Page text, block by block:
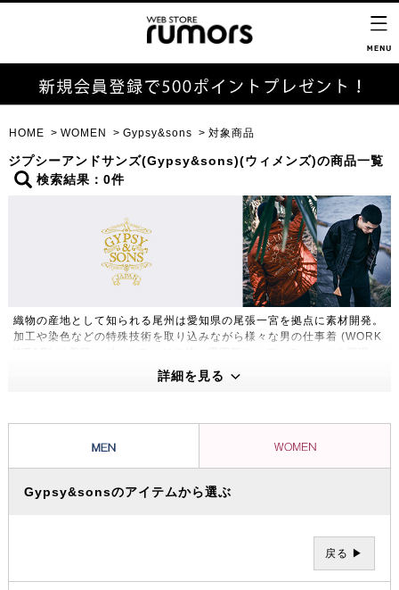
HOME WOMEN Gypsy&sons 対象商品
ジプシーアンドサンズ(Gypsy&sons)(ウィメンズ)の商品一覧
検索結果：0件
織物の産地として知られる尾州は愛知県の尾張一宮を拠点に素材開発。
加工や染色などの特殊技術を取り込みながら様々な男の仕事着 (WORK
し、WORK STYLEとDRESS STYLE の両立をキーに独自の世界観を
創造する。ユーロカジュアルが持つ都会的なシルエットと1つにするこ
詳細を見る
Gypsy&sonsのアイテムから選ぶ
戻る ▶